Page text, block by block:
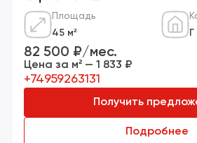
Площадь
45 м²
82 500 ₽/мес.
Цена за м² — 1 833 ₽
+74959263131
Получить
Подробнее